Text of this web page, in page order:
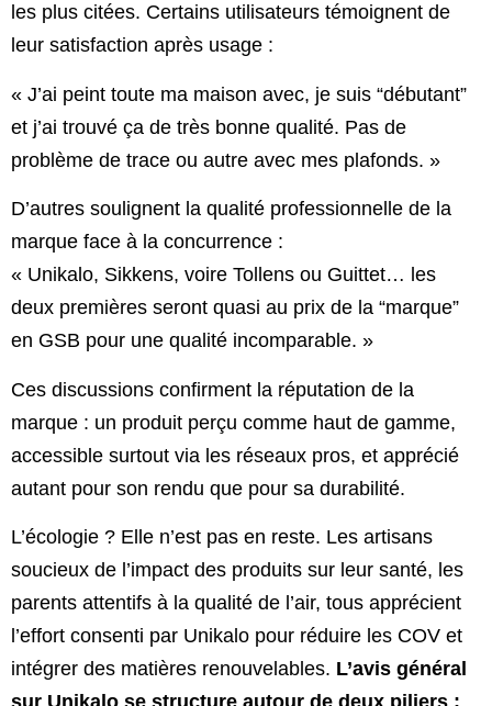
les plus citées. Certains utilisateurs témoignent de
leur satisfaction après usage :
« J’ai peint toute ma maison avec, je suis “débutant”
et j’ai trouvé ça de très bonne qualité. Pas de
problème de trace ou autre avec mes plafonds. »
D’autres soulignent la qualité professionnelle de la
marque face à la concurrence :
« Unikalo, Sikkens, voire Tollens ou Guittet… les
deux premières seront quasi au prix de la “marque”
en GSB pour une qualité incomparable. »
Ces discussions confirment la réputation de la
marque : un produit perçu comme haut de gamme,
accessible surtout via les réseaux pros, et apprécié
autant pour son rendu que pour sa durabilité.
L’écologie ? Elle n’est pas en reste. Les artisans
soucieux de l’impact des produits sur leur santé, les
parents attentifs à la qualité de l’air, tous apprécient
l’effort consenti par Unikalo pour réduire les COV et
intégrer des matières renouvelables. L’avis général
sur Unikalo se structure autour de deux piliers :